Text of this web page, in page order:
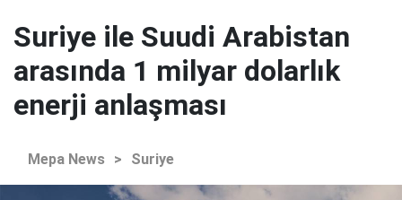
Suriye ile Suudi Arabistan
arasında 1 milyar dolarlık
enerji anlaşması
Mepa News > Suriye